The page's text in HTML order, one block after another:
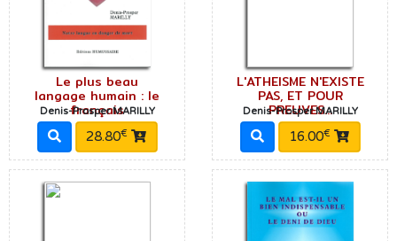
Le plus beau
langage humain : le
français
Denis-Prosper MARILLY
28.80€
L'ATHEISME N'EXISTE
PAS, ET POUR
PREUVES...
Denis-Prosper MARILLY
16.00€